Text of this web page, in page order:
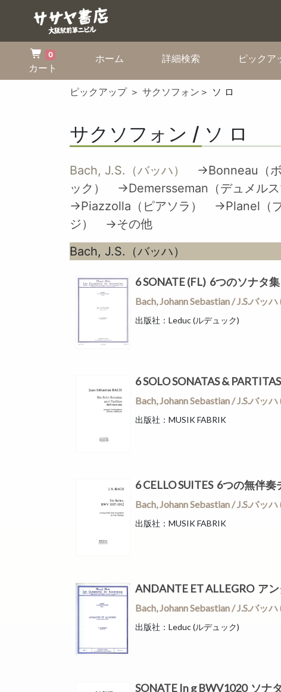
0
カート
ホーム (current)詳細検索 ピックア
ピックアップ ＞ サクソフォン ＞ ソ ロ
サクソフォン / ソ ロ
Bach, J.S.（バッハ） →Bonneau（ボ
ック）
→Demersseman（デュメルス
→Piazzolla（ピアソラ）
→Planel（
ジ）
→その他
Bach, J.S.（バッハ）
6 SONATE (FL) 6つのソナタ
Bach, Johann Sebastian / J.S.バッ
出版社：Leduc (ルデュック)
6 SOLO SONATAS &
Bach, Johann Sebastian / J.S.バッ
出版社：MUSIK FABRIK
6 CELLO SUITES 6つの無伴
Bach, Johann Sebastian / J.S.バッ
出版社：MUSIK FABRIK
ANDANTE ET ALLEGRO ア
Bach, Johann Sebastian / J.S.バッ
出版社：Leduc (ルデュック)
SONATE In g BWV1020 ソ